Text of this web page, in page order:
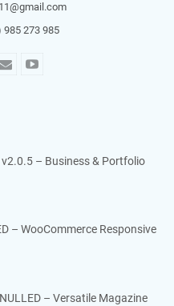
985 273 985
– Business & Portfolio
– WooCommerce Responsive
– Versatile Magazine